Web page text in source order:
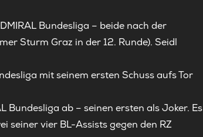
Bundesliga – beide nach der
Sturm Graz in der 12. Runde). Seidl
mit seinem ersten Schuss aufs Tor
Bundesliga ab – seinen ersten als Joker. Es
seiner vier BL-Assists gegen den RZ